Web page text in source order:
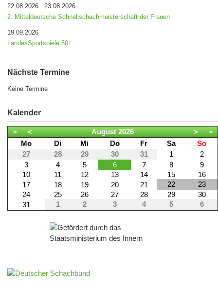
22.08.2026 - 23.08.2026
2. Mitteldeutsche Schnellschachmeisterschaft der Frauen
19.09.2026
LandesSportspiele 50+
Nächste Termine
Keine Termine
Kalender
« < August 2026 >
»
Mo
Di Mi Do Fr Sa
So
27
28 29 30 31 1
2
3
4 5 6 7 8
9
10
11 12 13 14 15
16
17
18 19 20 21 22
23
24
25 26 27 28 29
30
31
1 2 3 4 5 6